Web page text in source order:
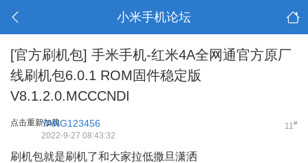
小米手机论坛
[官方刷机包] 手米手机-红米4A全网通官方原厂
线刷机包6.0.1 ROM固件稳定版
V8.1.2.0.MCCCNDI
点击重新加载 11#
YANG123456
2022-9-27 08:43:32
刷机包就是刷机了和大家拉低撒旦潇洒